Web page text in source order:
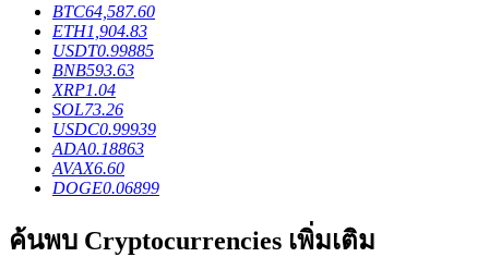
ลงทุนอัตโนมัติ
คว้าผลกำไรระยะยาวและผลประโยชน์ที่ยืดหยุ่น
BTC64,587.60
ETH1,904.83
USDT0.99885
BNB593.63
XRP1.04
SOL73.26
USDC0.99939
ADA0.18863
AVAX6.60
DOGE0.06899
ค้นพบ Cryptocurrencies เพิ่มเติม